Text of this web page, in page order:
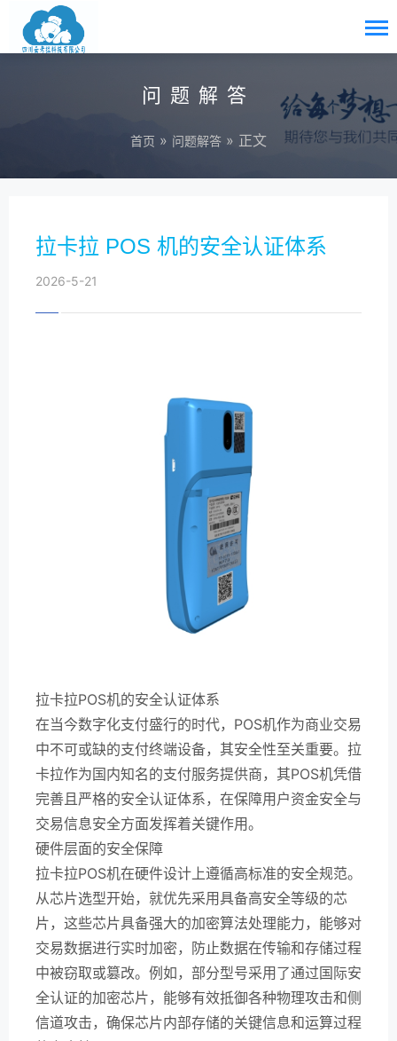
问题解答
首页 » 问题解答 » 正文
拉卡拉 POS 机的安全认证体系
2026-5-21
拉卡拉POS机的安全认证体系
在当今数字化支付盛行的时代，POS机作为商业交易
中不可或缺的支付终端设备，其安全性至关重要。拉
卡拉作为国内知名的支付服务提供商，其POS机凭借
完善且严格的安全认证体系，在保障用户资金安全与
交易信息安全方面发挥着关键作用。
硬件层面的安全保障
拉卡拉POS机在硬件设计上遵循高标准的安全规范。
从芯片选型开始，就优先采用具备高安全等级的芯
片，这些芯片具备强大的加密算法处理能力，能够对
交易数据进行实时加密，防止数据在传输和存储过程
中被窃取或篡改。例如，部分型号采用了通过国际安
全认证的加密芯片，能够有效抵御各种物理攻击和侧
信道攻击，确保芯片内部存储的关键信息和运算过程